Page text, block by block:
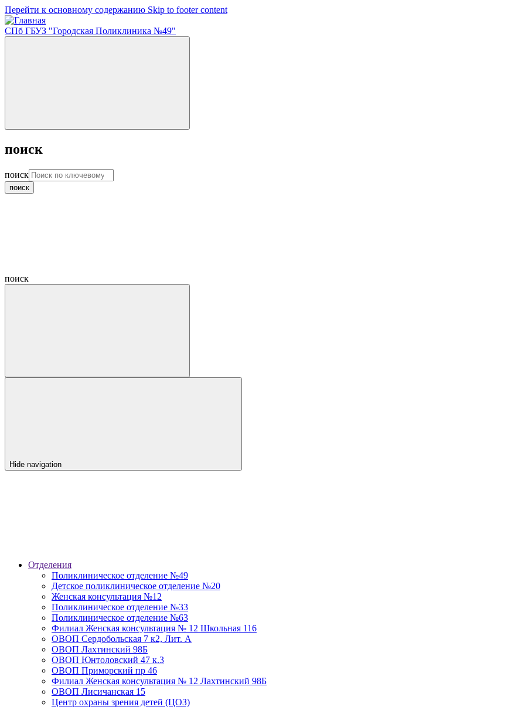
Перейти к основному содержанию Skip to footer content
СПб ГБУЗ "Городская Поликлиника №49"
поиск
поиск
поиск
Hide navigation
Отделения
Поликлиническое отделение №49
Детское поликлиническое отделение №20
Женская консультация №12
Поликлиническое отделение №33
Поликлиническое отделение №63
Филиал Женская консультация № 12 Школьная 116
ОВОП Сердобольская 7 к2, Лит. А
ОВОП Лахтинский 98Б
ОВОП Юнтоловский 47 к.3
ОВОП Приморский пр 46
Филиал Женская консультация № 12 Лахтинский 98Б
ОВОП Лисичанская 15
Центр охраны зрения детей (ЦОЗ)